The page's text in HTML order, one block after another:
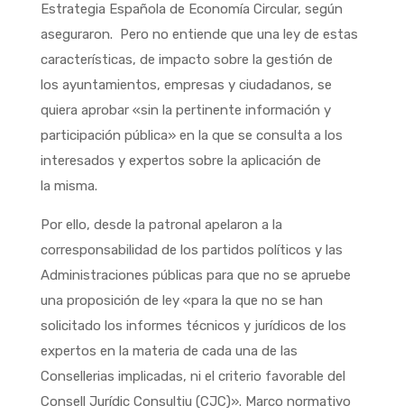
Estrategia Española de Economía Circular, según
aseguraron. Pero no entiende que una ley de estas
características, de impacto sobre la gestión de
los ayuntamientos, empresas y ciudadanos, se
quiera aprobar «sin la pertinente información y
participación pública» en la que se consulta a los
interesados y expertos sobre la aplicación de
la misma.
Por ello, desde la patronal apelaron a la
corresponsabilidad de los partidos políticos y las
Administraciones públicas para que no se apruebe
una proposición de ley «para la que no se han
solicitado los informes técnicos y jurídicos de los
expertos en la materia de cada una de las
Consellerias implicadas, ni el criterio favorable del
Consell Jurídic Consultiu (CJC)». Marco normativo